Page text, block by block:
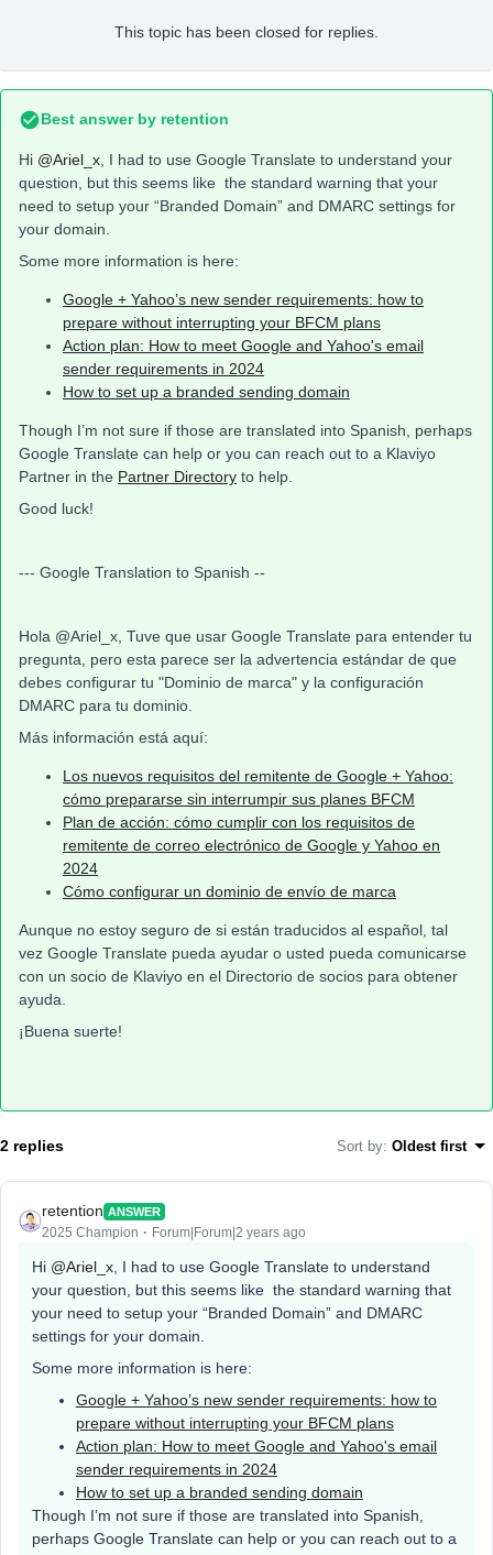
This topic has been closed for replies.
Best answer by retention
Hi @Ariel_x , I had to use Google Translate to understand your
question, but this seems like the standard warning that your
need to setup your “Branded Domain” and DMARC settings for
your domain.
Some more information is here:
Google + Yahoo’s new sender requirements: how to
prepare without interrupting your BFCM plans
Action plan: How to meet Google and Yahoo's email
sender requirements in 2024
How to set up a branded sending domain
Though I’m not sure if those are translated into Spanish, perhaps
Google Translate can help or you can reach out to a Klaviyo
Partner in the Partner Directory to help.
Good luck!
--- Google Translation to Spanish --
Hola @Ariel_x, Tuve que usar Google Translate para entender tu
pregunta, pero esta parece ser la advertencia estándar de que
debes configurar tu "Dominio de marca" y la configuración
DMARC para tu dominio.
Más información está aquí:
Los nuevos requisitos del remitente de Google + Yahoo:
cómo prepararse sin interrumpir sus planes BFCM
Plan de acción: cómo cumplir con los requisitos de
remitente de correo electrónico de Google y Yahoo en
2024
Cómo configurar un dominio de envío de marca
Aunque no estoy seguro de si están traducidos al español, tal
vez Google Translate pueda ayudar o usted pueda comunicarse
con un socio de Klaviyo en el Directorio de socios para obtener
ayuda.
¡Buena suerte!
2 replies Sort by: Oldest first
retention ANSWER
2025 Champion Forum|Forum|2 years ago
Hi @Ariel_x , I had to use Google Translate to understand
your question, but this seems like the standard warning that
your need to setup your “Branded Domain” and DMARC
settings for your domain.
Some more information is here:
Google + Yahoo’s new sender requirements: how to
prepare without interrupting your BFCM plans
Action plan: How to meet Google and Yahoo's email
sender requirements in 2024
How to set up a branded sending domain
Though I’m not sure if those are translated into Spanish,
perhaps Google Translate can help or you can reach out to a